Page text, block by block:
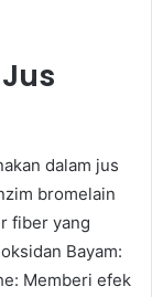
dalam jus
bromelain
fiber yang
Bayam:
Memberi efek